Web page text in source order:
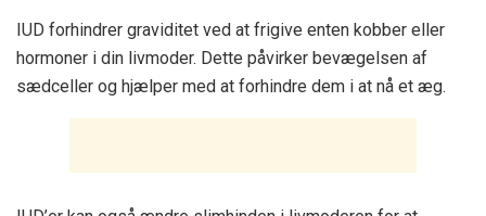
IUD forhindrer graviditet ved at frigive enten kobber eller
hormoner i din livmoder. Dette påvirker bevægelsen af ​​
sædceller og hjælper med at forhindre dem i at nå et æg.